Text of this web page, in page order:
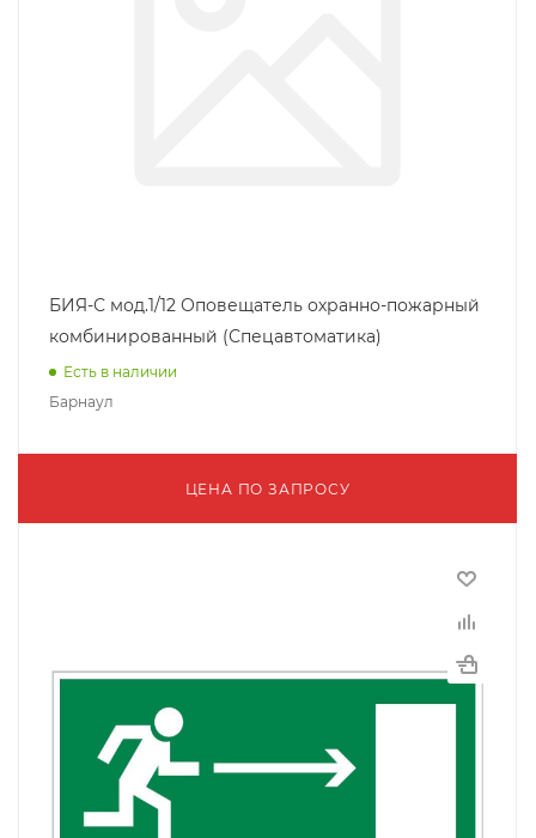
БИЯ-С мод.1/12 Оповещатель охранно-пожарный
комбинированный (Спецавтоматика)
Есть в наличии
Барнаул
ЦЕНА ПО ЗАПРОСУ